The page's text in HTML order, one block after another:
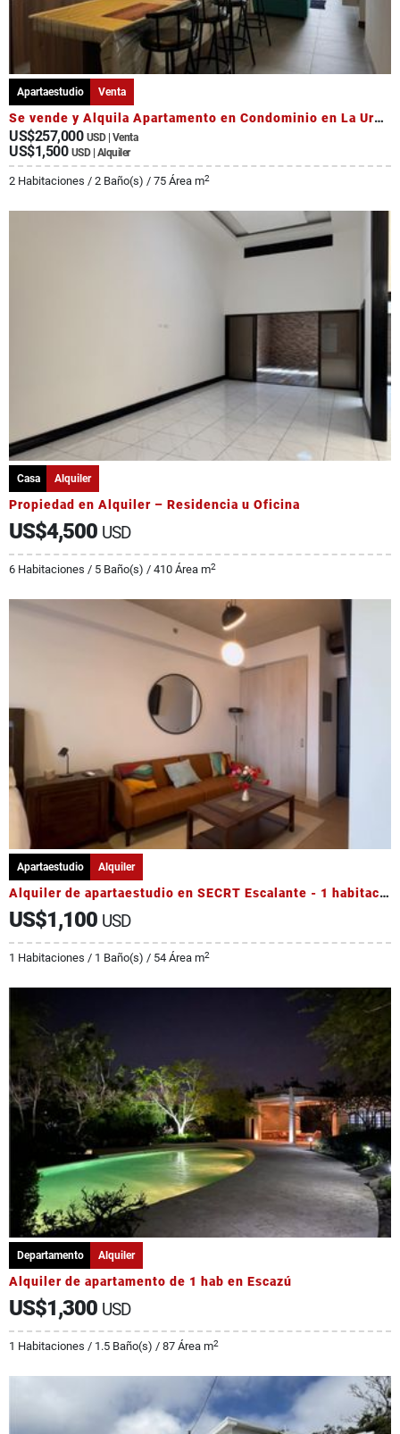
Apartaestudio Venta
Se vende y Alquila Apartamento en Condominio en La Uruca
US$257,000 USD | Venta
US$1,500 USD | Alquiler
2 Habitaciones / 2 Baño(s) / 75 Área m2
Casa Alquiler
Propiedad en Alquiler – Residencia u Oficina
US$4,500 USD
6 Habitaciones / 5 Baño(s) / 410 Área m2
Apartaestudio Alquiler
Alquiler de apartaestudio en SECRT Escalante - 1 habitación
US$1,100 USD
1 Habitaciones / 1 Baño(s) / 54 Área m2
Departamento Alquiler
Alquiler de apartamento de 1 hab en Escazú
US$1,300 USD
1 Habitaciones / 1.5 Baño(s) / 87 Área m2